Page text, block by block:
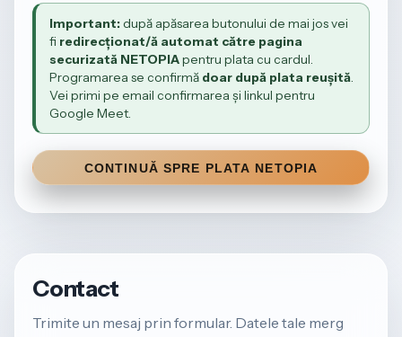
Important:după apăsarea butonului de mai jos vei
fi redirecționat/ă automat către pagina
securizată NETOPIApentru plata cu cardul.
Programarea se confirmă doar după plata reușită
Vei primi pe email confirmarea și linkul pentru
Google Meet.
CONTINUĂ SPRE PLATA NETOPIA
Contact
Trimite un mesaj prin formular. Datele tale merg